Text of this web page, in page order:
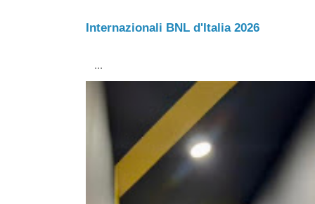
Internazionali BNL d'Italia 2026
...